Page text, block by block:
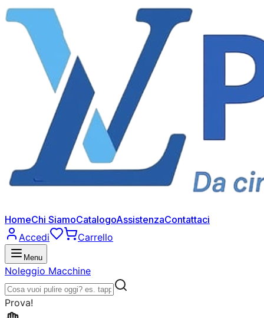
HomeChi SiamoCatalogoAssistenzaContattaci
Accedi
Carrello
Menu
Noleggio Macchine
Prova!